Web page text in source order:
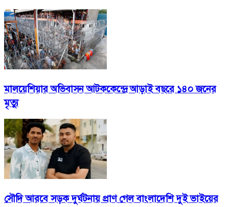
মালয়েশিয়ার অভিবাসন আটককেন্দ্রে আড়াই বছরে ১৪০ জনের
মৃত্যু
সৌদি আরবে সড়ক দুর্ঘটনায় প্রাণ গেল বাংলাদেশি দুই ভাইয়ের